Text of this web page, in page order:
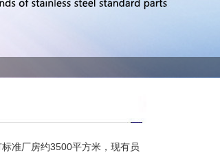
准厂房约3500平方米，现有员